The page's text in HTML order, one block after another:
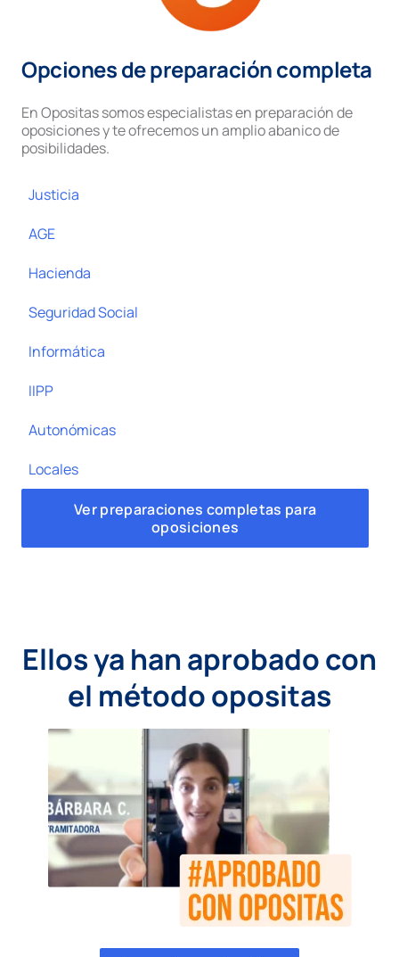
Opciones de preparación completa
En Opositas somos especialistas en preparación de
oposiciones y te ofrecemos un amplio abanico de
posibilidades.
Justicia
AGE
Hacienda
Seguridad Social
Informática
IIPP
Autonómicas
Locales
Ver preparaciones completas para
oposiciones
Ellos ya han aprobado con
el método opositas